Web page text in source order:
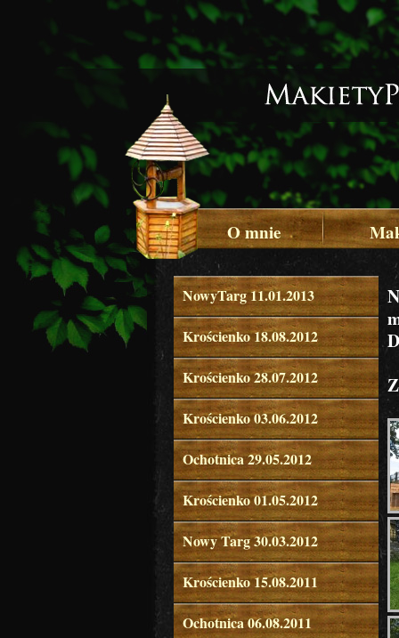
O mnie
NowyTarg 11.01.2013
Krościenko 18.08.2012
Krościenko 28.07.2012
Krościenko 03.06.2012
Ochotnica 29.05.2012
Krościenko 01.05.2012
Nowy Targ 30.03.2012
Krościenko 15.08.2011
Ochotnica 06.08.2011